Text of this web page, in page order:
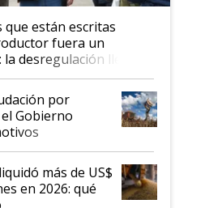
que están escritas
fuera un
desregulación llegó
y hasta se
al IPCVA
por
Gobierno
más de US$
en 2026: qué